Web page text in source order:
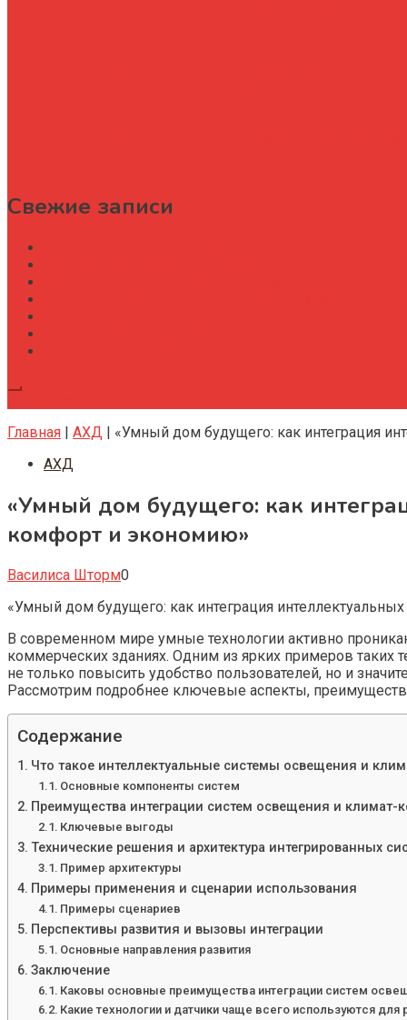
Свежие записи
Главная | АХД | «Умный дом будущего: как интеграция
АХД
«Умный дом будущего: как
комфорт и экономию»
Василиса Шторм0
«Умный дом будущего: как интеграция
В современном мире умные технологии активно
коммерческих зданиях. Одним из ярких примеров таких
не только повысить удобство пользователей, но и
Рассмотрим подробнее ключевые аспекты,
Содержание
Что такое интеллектуальные системы освещения и
Основные компоненты систем
Преимущества интеграции систем освещения и климат-
Ключевые выгоды
Технические решения и архитектура интегрированных
Пример архитектуры
Примеры применения и сценарии использования
Примеры сценариев
Перспективы развития и вызовы интеграции
Основные направления развития
Заключение
Каковы основные преимущества интеграции систем
Какие технологии и датчики чаще всего используются